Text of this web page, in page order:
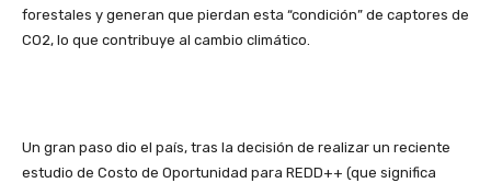
forestales y generan que pierdan esta “condición” de captores de
CO2, lo que contribuye al cambio climático.
Un gran paso dio el país, tras la decisión de realizar un reciente
estudio de Costo de Oportunidad para REDD++ (que significa